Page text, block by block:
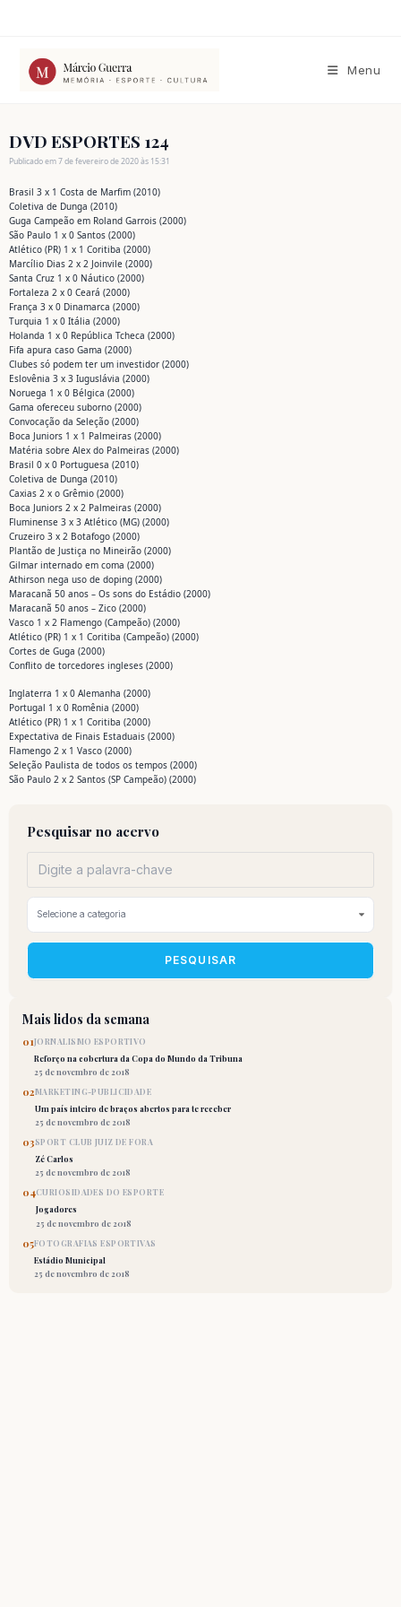
conteúdo
Menu
DVD ESPORTES 124
Publicado em 7 de fevereiro de 2020 às 15:31
Brasil 3 x 1 Costa de Marfim (2010)
Coletiva de Dunga (2010)
Guga Campeão em Roland Garrois (2000)
São Paulo 1 x 0 Santos (2000)
Atlético (PR) 1 x 1 Coritiba (2000)
Marcílio Dias 2 x 2 Joinvile (2000)
Santa Cruz 1 x 0 Náutico (2000)
Fortaleza 2 x 0 Ceará (2000)
França 3 x 0 Dinamarca (2000)
Turquia 1 x 0 Itália (2000)
Holanda 1 x 0 República Tcheca (2000)
Fifa apura caso Gama (2000)
Clubes só podem ter um investidor (2000)
Eslovênia 3 x 3 Iuguslávia (2000)
Noruega 1 x 0 Bélgica (2000)
Gama ofereceu suborno (2000)
Convocação da Seleção (2000)
Boca Juniors 1 x 1 Palmeiras (2000)
Matéria sobre Alex do Palmeiras (2000)
Brasil 0 x 0 Portuguesa (2010)
Coletiva de Dunga (2010)
Caxias 2 x o Grêmio (2000)
Boca Juniors 2 x 2 Palmeiras (2000)
Fluminense 3 x 3 Atlético (MG) (2000)
Cruzeiro 3 x 2 Botafogo (2000)
Plantão de Justiça no Mineirão (2000)
Gilmar internado em coma (2000)
Athirson nega uso de doping (2000)
Maracanã 50 anos – Os sons do Estádio (2000)
Maracanã 50 anos – Zico (2000)
Vasco 1 x 2 Flamengo (Campeão) (2000)
Atlético (PR) 1 x 1 Coritiba (Campeão) (2000)
Cortes de Guga (2000)
Conflito de torcedores ingleses (2000)
Inglaterra 1 x 0 Alemanha (2000)
Portugal 1 x 0 Romênia (2000)
Atlético (PR) 1 x 1 Coritiba (2000)
Expectativa de Finais Estaduais (2000)
Flamengo 2 x 1 Vasco (2000)
Seleção Paulista de todos os tempos (2000)
São Paulo 2 x 2 Santos (SP Campeão) (2000)
Pesquisar no acervo
PESQUISAR
Mais lidos da semana
01JORNALISMO ESPORTIVO
Reforço na cobertura da Copa do Mundo da Tribuna
25 de novembro de 2018
02MARKETING-PUBLICIDADE
Um país inteiro de braços abertos para te receber
25 de novembro de 2018
03SPORT CLUB JUIZ DE FORA
Zé Carlos
25 de novembro de 2018
04CURIOSIDADES DO ESPORTE
Jogadores
25 de novembro de 2018
05FOTOGRAFIAS ESPORTIVAS
Estádio Municipal
25 de novembro de 2018